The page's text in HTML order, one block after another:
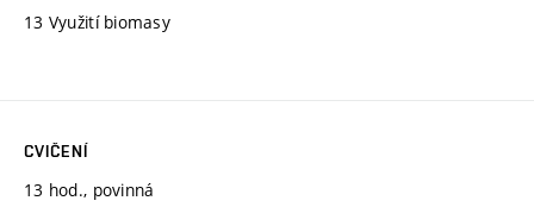
13 Využití biomasy
CVIČENÍ
13 hod., povinná